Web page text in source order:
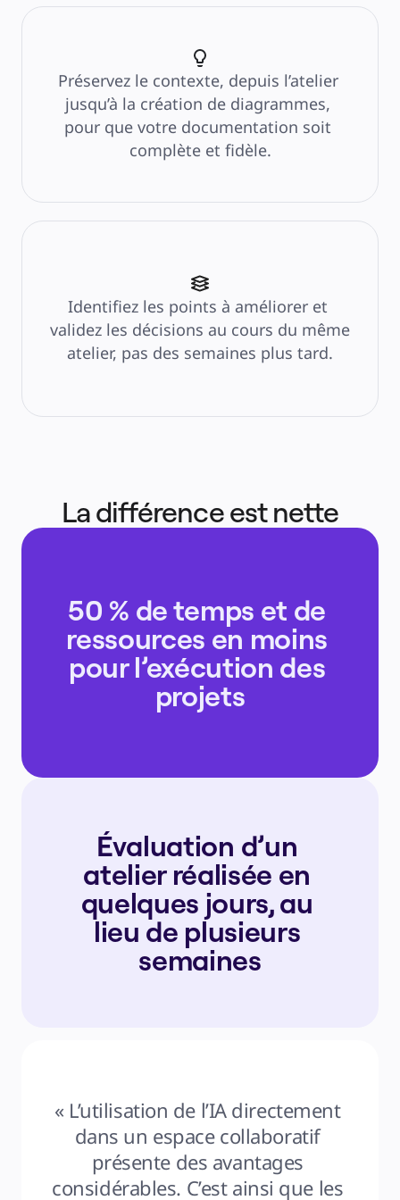
Préservez le contexte, depuis l’atelier
jusqu’à la création de diagrammes,
pour que votre documentation soit
complète et fidèle.
Identifiez les points à améliorer et
validez les décisions au cours du même
atelier, pas des semaines plus tard.
La différence est nette
50 % de temps et de
ressources en moins
pour l’exécution des
projets
Évaluation d’un
atelier réalisée en
quelques jours, au
lieu de plusieurs
semaines
« L’utilisation de l’IA directement
dans un espace collaboratif
présente des avantages
considérables. C’est ainsi que les